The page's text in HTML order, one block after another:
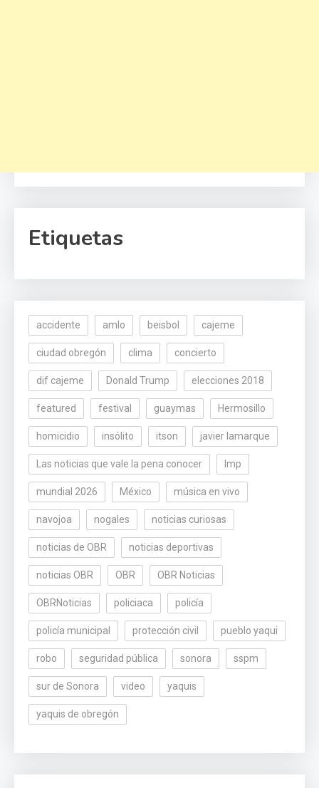
Etiquetas
accidente amlo beisbol cajeme
ciudad obregón clima concierto
dif cajeme Donald Trump elecciones 2018
featured festival guaymas Hermosillo
homicidio insólito itson javier lamarque
Las noticias que vale la pena conocer lmp
mundial 2026 México música en vivo
navojoa nogales noticias curiosas
noticias de OBR noticias deportivas
noticias OBR OBR OBR Noticias
OBRNoticias policiaca policía
policía municipal protección civil pueblo yaqui
robo seguridad pública sonora sspm
sur de Sonora video yaquis
yaquis de obregón